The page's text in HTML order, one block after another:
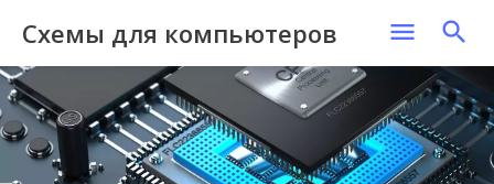
Схемы для компьютеров